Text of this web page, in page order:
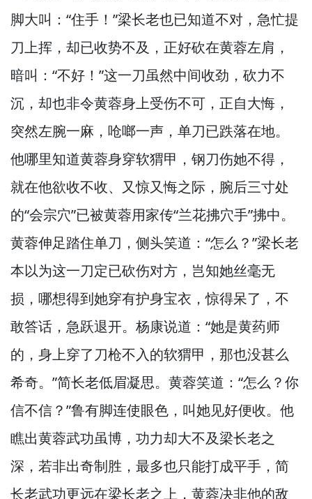
脚大叫：“住手！”梁长老也已知道不对， 急忙提
刀上挥， 却已收势不及， 正好砍在黄蓉左肩，
暗叫：“不好！”这一刀虽然中间收劲， 砍力不
沉， 却也非令黄蓉身上受伤不可， 正自大悔，
突然左腕一麻， 呛啷一声， 单刀已跌落在地。
他哪里知道黄蓉身穿软猬甲， 钢刀伤她不得，
就在他欲收不收、又惊又悔之际， 腕后三寸处
的“会宗穴”已被黄蓉用家传“兰花拂穴手”拂中。
黄蓉伸足踏住单刀， 侧头笑道：“怎么？”梁长老
本以为这一刀定已砍伤对方， 岂知她丝毫无
损， 哪想得到她穿有护身宝衣，惊得呆了， 不
敢答话， 急跃退开。 杨康说道：“她是黄药师
的， 身上穿了刀枪不入的软猬甲， 那也没甚么
希奇。”简长老低眉凝思。 黄蓉笑道：“怎么？你
信不信？”鲁有脚连使眼色， 叫她见好便收。 他
瞧出黄蓉武功虽博， 功力却大不及梁长老之
深， 若非出奇制胜， 最多也只能打成平手， 简
长老武功更远在梁长老之上， 黄蓉决非他的敌